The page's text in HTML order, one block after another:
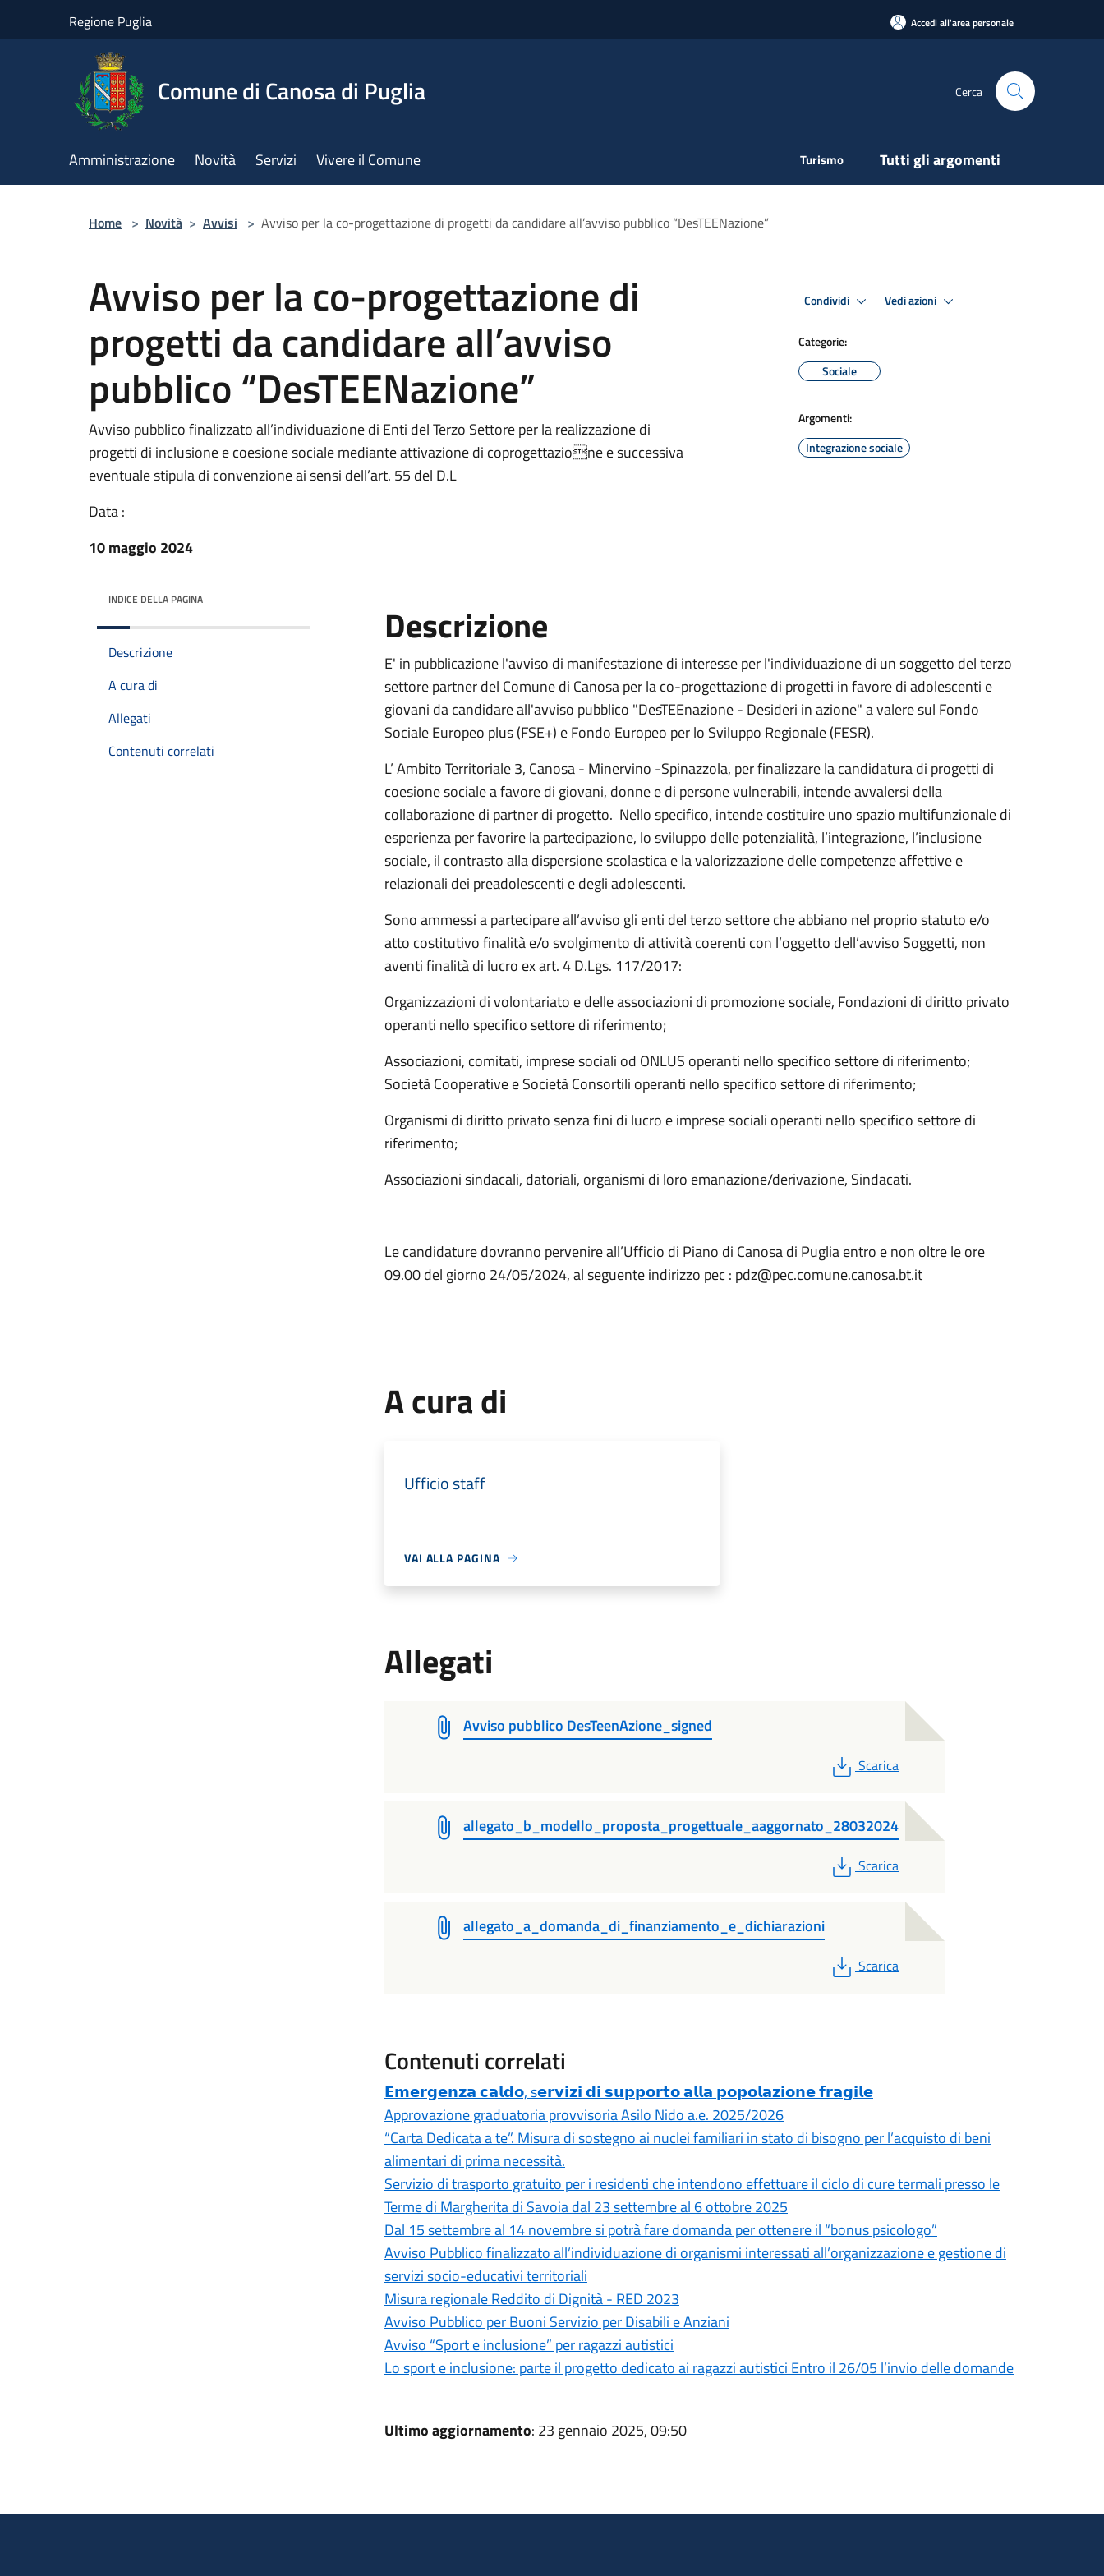
Regione Puglia Accedi all'area personale
Comune di Canosa di Puglia Cerca
Amministrazione Novità Servizi Vivere il Comune Turismo Tutti gli argomenti
Home > Novità > Avvisi > Avviso per la co-progettazione di progetti da candidare all’avviso pubblico “DesTEENazione”
Avviso per la co-progettazione di
progetti da candidare all’avviso
pubblico “DesTEENazione”
Avviso pubblico finalizzato all’individuazione di Enti del Terzo Settore per la realizzazione di
progetti di inclusione e coesione sociale mediante attivazione di coprogettazione e successiva
eventuale stipula di convenzione ai sensi dell’art. 55 del D.L
Data :
10 maggio 2024
Condividi Vedi azioni
Categorie:
Sociale
Argomenti:
Integrazione sociale
INDICE DELLA PAGINA
Descrizione
A cura di
Allegati
Contenuti correlati
Descrizione
E' in pubblicazione l'avviso di manifestazione di interesse per l'individuazione di un soggetto del terzo
settore partner del Comune di Canosa per la co-progettazione di progetti in favore di adolescenti e
giovani da candidare all'avviso pubblico "DesTEEnazione - Desideri in azione" a valere sul Fondo
Sociale Europeo plus (FSE+) e Fondo Europeo per lo Sviluppo Regionale (FESR).
L’ Ambito Territoriale 3, Canosa - Minervino -Spinazzola, per finalizzare la candidatura di progetti di
coesione sociale a favore di giovani, donne e di persone vulnerabili, intende avvalersi della
collaborazione di partner di progetto. Nello specifico, intende costituire uno spazio multifunzionale di
esperienza per favorire la partecipazione, lo sviluppo delle potenzialità, l’integrazione, l’inclusione
sociale, il contrasto alla dispersione scolastica e la valorizzazione delle competenze affettive e
relazionali dei preadolescenti e degli adolescenti.
Sono ammessi a partecipare all’avviso gli enti del terzo settore che abbiano nel proprio statuto e/o
atto costitutivo finalità e/o svolgimento di attività coerenti con l’oggetto dell’avviso Soggetti, non
aventi finalità di lucro ex art. 4 D.Lgs. 117/2017:
Organizzazioni di volontariato e delle associazioni di promozione sociale, Fondazioni di diritto privato
operanti nello specifico settore di riferimento;
Associazioni, comitati, imprese sociali od ONLUS operanti nello specifico settore di riferimento;
Società Cooperative e Società Consortili operanti nello specifico settore di riferimento;
Organismi di diritto privato senza fini di lucro e imprese sociali operanti nello specifico settore di
riferimento;
Associazioni sindacali, datoriali, organismi di loro emanazione/derivazione, Sindacati.
Le candidature dovranno pervenire all’Ufficio di Piano di Canosa di Puglia entro e non oltre le ore
09.00 del giorno 24/05/2024, al seguente indirizzo pec : pdz@pec.comune.canosa.bt.it
A cura di
Ufficio staff
VAI ALLA PAGINA
Allegati
Avviso pubblico DesTeenAzione_signed
PDF
Scarica
allegato_b_modello_proposta_progettuale_aaggornato_28032024
PDF
Scarica
allegato_a_domanda_di_finanziamento_e_dichiarazioni
PDF
Scarica
Contenuti correlati
𝗘𝗺𝗲𝗿𝗴𝗲𝗻𝘇𝗮 𝗰𝗮𝗹𝗱𝗼, s𝗲𝗿𝘃𝗶𝘇𝗶 𝗱𝗶 𝘀𝘂𝗽𝗽𝗼𝗿𝘁𝗼 𝗮𝗹𝗹𝗮 𝗽𝗼𝗽𝗼𝗹𝗮𝘇𝗶𝗼𝗻𝗲 𝗳𝗿𝗮𝗴𝗶𝗹𝗲
Approvazione graduatoria provvisoria Asilo Nido a.e. 2025/2026
“Carta Dedicata a te”. Misura di sostegno ai nuclei familiari in stato di bisogno per l’acquisto di beni
alimentari di prima necessità.
Servizio di trasporto gratuito per i residenti che intendono effettuare il ciclo di cure termali presso le
Terme di Margherita di Savoia dal 23 settembre al 6 ottobre 2025
Dal 15 settembre al 14 novembre si potrà fare domanda per ottenere il “bonus psicologo”
Avviso Pubblico finalizzato all’individuazione di organismi interessati all’organizzazione e gestione di
servizi socio-educativi territoriali
Misura regionale Reddito di Dignità - RED 2023
Avviso Pubblico per Buoni Servizio per Disabili e Anziani
Avviso “Sport e inclusione” per ragazzi autistici
Lo sport e inclusione: parte il progetto dedicato ai ragazzi autistici Entro il 26/05 l’invio delle domande
Ultimo aggiornamento: 23 gennaio 2025, 09:50